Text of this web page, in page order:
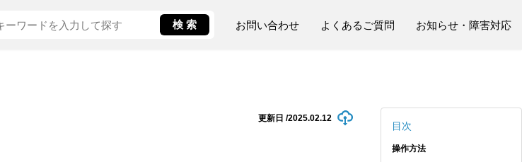
お問い合わせ よくあるご質問 お知らせ・障害対応
更新日 /2025.02.12
目次
操作方法